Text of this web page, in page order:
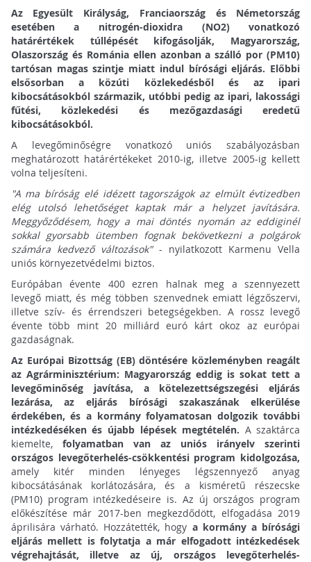
Az Egyesült Királyság, Franciaország és Németország
esetében a nitrogén-dioxidra (NO2) vonatkozó
határértékek túllépését kifogásolják, Magyarország,
Olaszország és Románia ellen azonban a szálló por (PM10)
tartósan magas szintje miatt indul bírósági eljárás. Előbbi
elsősorban a közúti közlekedésből és az ipari
kibocsátásokból származik, utóbbi pedig az ipari, lakossági
fűtési, közlekedési és mezőgazdasági eredetű
kibocsátásokból.
A levegőminőségre vonatkozó uniós szabályozásban
meghatározott határértékeket 2010-ig, illetve 2005-ig kellett
volna teljesíteni.
"A ma bíróság elé idézett tagországok az elmúlt évtizedben
elég utolsó lehetőséget kaptak már a helyzet javítására.
Meggyőződésem, hogy a mai döntés nyomán az eddiginél
sokkal gyorsabb ütemben fognak bekövetkezni a polgárok
számára kedvező változások"- nyilatkozott Karmenu Vella
uniós környezetvédelmi biztos.
Európában évente 400 ezren halnak meg a szennyezett
levegő miatt, és még többen szenvednek emiatt légzőszervi,
illetve szív- és érrendszeri betegségekben. A rossz levegő
évente több mint 20 milliárd euró kárt okoz az európai
gazdaságnak.
Az Európai Bizottság (EB) döntésére közleményben reagált
az Agrárminisztérium: Magyarország eddig is sokat tett a
levegőminőség javítása, a kötelezettségszegési eljárás
lezárása, az eljárás bírósági szakaszának elkerülése
érdekében, és a kormány folyamatosan dolgozik további
intézkedéséken és újabb lépések megtételén. A szaktárca
kiemelte, folyamatban van az uniós irányelv szerinti
országos levegőterhelés-csökkentési program kidolgozása,
amely kitér minden lényeges légszennyező anyag
kibocsátásának korlátozására, és a kisméretű részecske
(PM10) program intézkedéseire is. Az új országos program
előkészítése már 2017-ben megkezdődött, elfogadása 2019
áprilisára várható. Hozzátették, hogy a kormány a bírósági
eljárás mellett is folytatja a már elfogadott intézkedések
végrehajtását, illetve az új, országos levegőterhelés-